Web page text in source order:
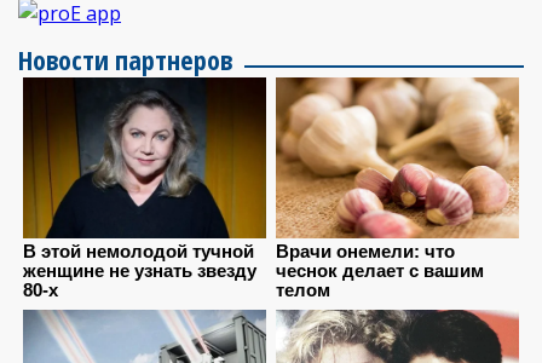
Новости партнеров